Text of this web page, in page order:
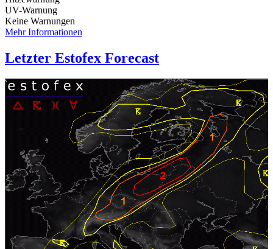
UV-Warnung
Keine Warnungen
Mehr Informationen
Letzter Estofex Forecast